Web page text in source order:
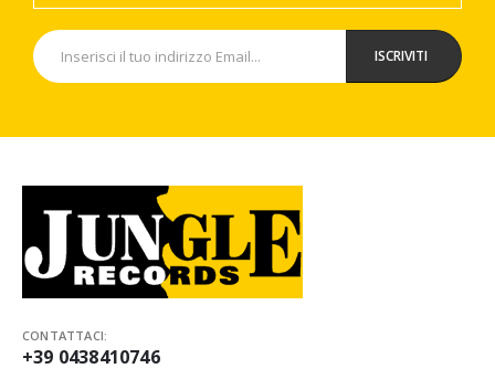
CONTATTACI:
+39 0438410746